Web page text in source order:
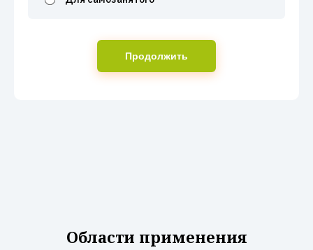
Продолжить
Области применения